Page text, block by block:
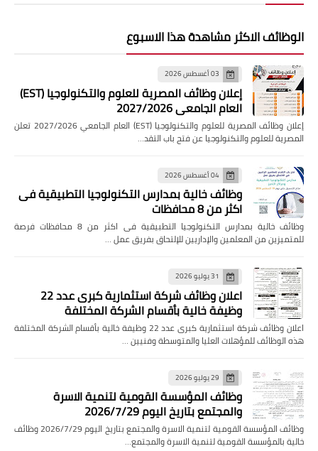
الوظائف الاكثر مشاهدة هذا الاسبوع
03 أغسطس 2026
إعلان وظائف المصرية للعلوم والتكنولوجيا (EST)
العام الجامعي 2027/2026
إعلان وظائف المصرية للعلوم والتكنولوجيا (EST) العام الجامعي 2027/2026 تعلن
المصرية للعلوم والتكنولوجيا عن فتح باب التقد…
04 أغسطس 2026
وظائف خالية بمدارس التكنولوجيا التطبيقية فى
اكثر من 8 محافظات
وظائف خالية بمدارس التكنولوجيا التطبيقية فى اكثر من 8 محافظات فرصة
للمتميزين من المعلمين والإداريين للإلتحاق بفريق عمل …
31 يوليو 2026
اعلان وظائف شركة استثمارية كبرى عدد 22
وظيفة خالية بأقسام الشركة المختلفة
اعلان وظائف شركة استثمارية كبرى عدد 22 وظيفة خالية بأقسام الشركة المختلفة
هذه الوظائف للمؤهلات العليا والمتوسطة وفنيين …
29 يوليو 2026
وظائف المؤسسة القومية لتنمية الاسرة
والمجتمع بتاريخ اليوم 2026/7/29
وظائف المؤسسة القومية لتنمية الاسرة والمجتمع بتاريخ اليوم 2026/7/29 وظائف
خالية بالمؤسسة القومية لتنمية الاسرة والمجتمع…